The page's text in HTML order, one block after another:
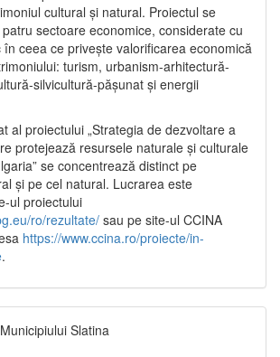
cultural și natural. Proiectul se
sectoare economice, considerate cu
ceea ce privește valorificarea economică
turism, urbanism-arhitectură-
silvicultură-pășunat și energii
al proiectului „Strategia de dezvoltare a
protejează resursele naturale și culturale
se concentrează distinct pe
și pe cel natural. Lucrarea este
ul proiectului
ro/rezultate/ sau pe site-ul CCINA
https://www.ccina.ro/proiecte/in-
.
Slatina